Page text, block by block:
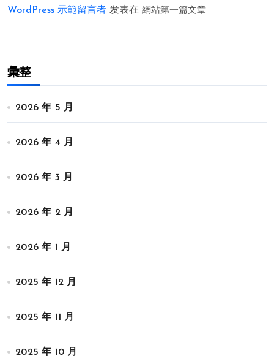
WordPress 示範留言者 发表在 網站第一篇文章
彙整
2026 年 5 月
2026 年 4 月
2026 年 3 月
2026 年 2 月
2026 年 1 月
2025 年 12 月
2025 年 11 月
2025 年 10 月